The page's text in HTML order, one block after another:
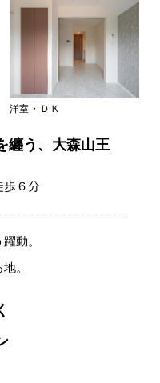
洋室・ＤＫ
纏う、大森山王
歩６分
動。
。